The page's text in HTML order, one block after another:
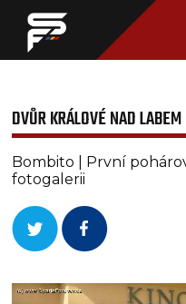
DVŮR KRÁLOVÉ NAD
Bombito | První
fotogalerii